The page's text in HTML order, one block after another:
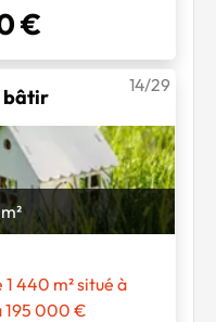
€
bâtir
14/29
m²
440 m² situé à
195 000 €